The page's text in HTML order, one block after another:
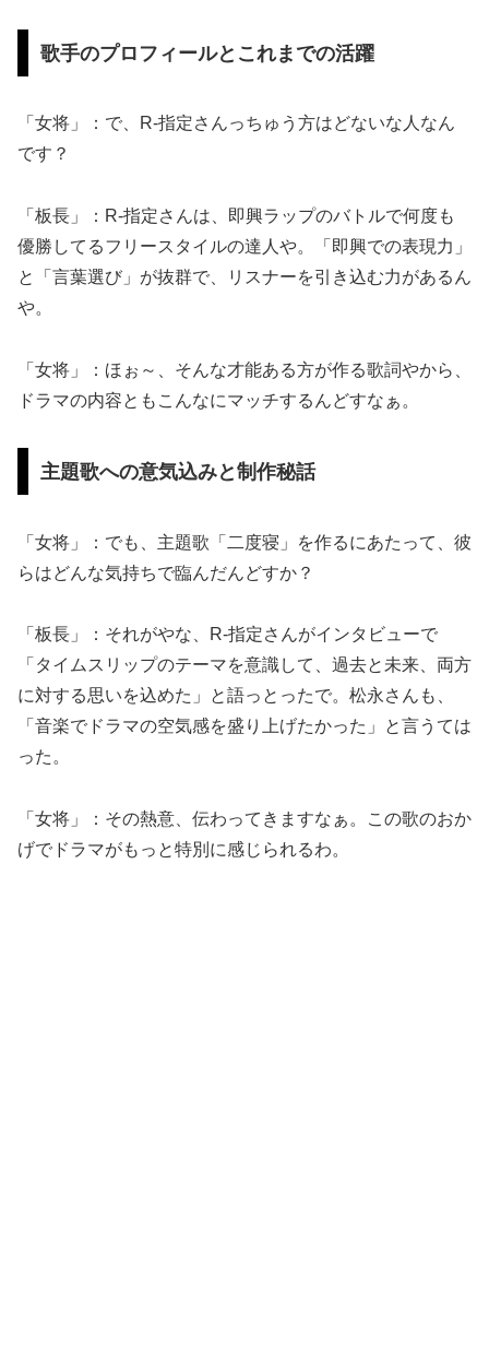
歌手のプロフィールとこれまでの活躍
「女将」：で、R-指定さんっちゅう方はどないな人なん
です？
「板長」：R-指定さんは、即興ラップのバトルで何度も
優勝してるフリースタイルの達人や。「即興での表現力」
と「言葉選び」が抜群で、リスナーを引き込む力があるん
や。
「女将」：ほぉ～、そんな才能ある方が作る歌詞やから、
ドラマの内容ともこんなにマッチするんどすなぁ。
主題歌への意気込みと制作秘話
「女将」：でも、主題歌「二度寝」を作るにあたって、彼
らはどんな気持ちで臨んだんどすか？
「板長」：それがやな、R-指定さんがインタビューで
「タイムスリップのテーマを意識して、過去と未来、両方
に対する思いを込めた」と語っとったで。松永さんも、
「音楽でドラマの空気感を盛り上げたかった」と言うては
った。
「女将」：その熱意、伝わってきますなぁ。この歌のおか
げでドラマがもっと特別に感じられるわ。